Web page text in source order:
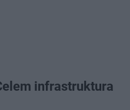
infrastruktura